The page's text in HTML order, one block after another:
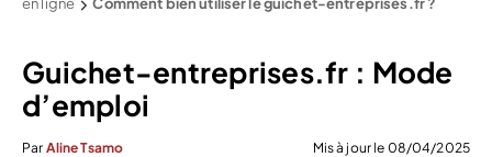
Guichet-entreprises.fr : Mode
d’emploi
Par Aline Tsamo
Mis à jour le 08/04/2025